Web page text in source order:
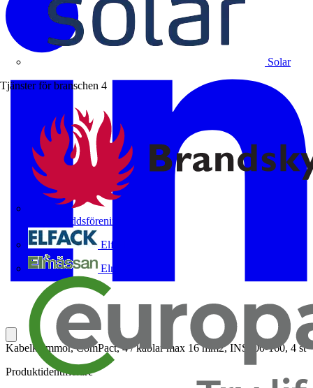
Solar
Tjänster för branschen 4
Brandskyddsföreningen
Elfack
Elmässan
Kabelklämmor, ComPact, 4 / kablar max 16 mm2, INS100-160, 4 st
Produktidentifierare